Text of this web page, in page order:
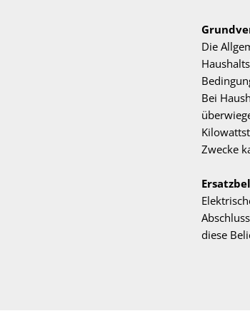
Die
Bei
Zwecke
diese